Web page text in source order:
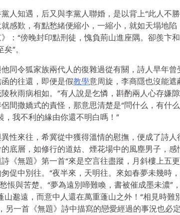
人知遇，后又與李黨人聯婚，是以背上“此人不
感歎，有點愁緒便縮小，一縮小，就如天塌地
：“傍晚封印點刑徒，愧負荊山進座隅。卻羨卞
”。
同令狐家族兩代人的復雜過從有關，詩人早年
的往還，即便是假教學意周旋，李商隱也沒能遮
秋雨病相如。”有人說是乞憐，斟酌兩人心存嫌
間撒嬌式的責怪，那意思清楚是“問什么，有什
，我不利的緣由你還不明白嗎！”
性來往，希冀從中獲得溫情的慰撫，便成了詩
底層，如修行的道姑、煙花場中的風塵男子，
《無題》第一首“來是空言往盡蹤，月斜樓上五
促中別往。“夜半來，天明往。來如春夢未幾時
悵與苦楚。“夢為遠別啼難喚，書被催成墨未濃”
山邈遠，而意中人還在萬重蓬山之外！“相見時
另一首《無題》詩中描寫的戀愛經過的事況也必